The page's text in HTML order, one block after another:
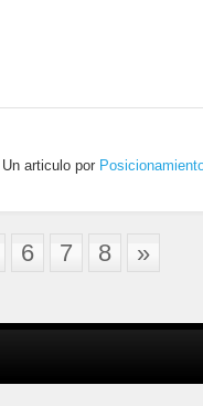
Un articulo por
6 7 8 »